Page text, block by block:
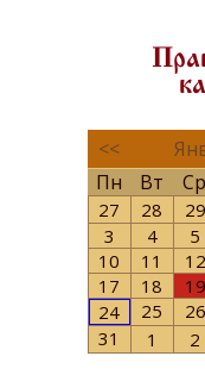
<<
Пн
Вт Ср
27 28 29
3
4 5
10
11 12
17
18 19
24
25 26
31
1 2